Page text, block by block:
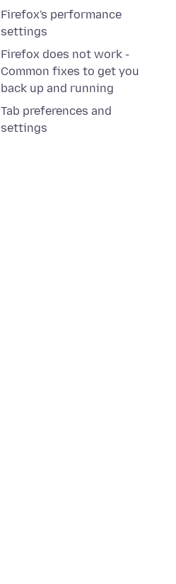
Firefox's performance
settings
Firefox does not work -
Common fixes to get you
back up and running
Tab preferences and
settings